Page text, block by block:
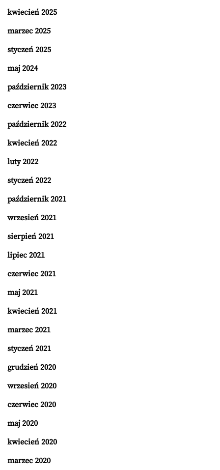
kwiecień 2025
marzec 2025
styczeń 2025
maj 2024
październik 2023
czerwiec 2023
październik 2022
kwiecień 2022
luty 2022
styczeń 2022
październik 2021
wrzesień 2021
sierpień 2021
lipiec 2021
czerwiec 2021
maj 2021
kwiecień 2021
marzec 2021
styczeń 2021
grudzień 2020
wrzesień 2020
czerwiec 2020
maj 2020
kwiecień 2020
marzec 2020